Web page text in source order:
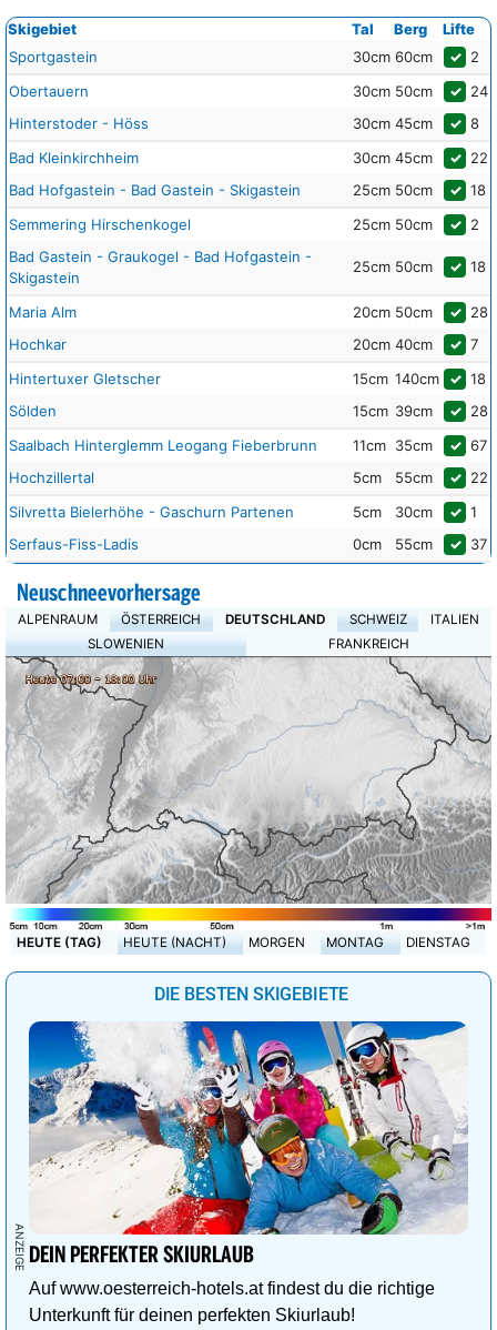
Skigebiet Tal Berg
Lifte
Sportgastein
30cm 60cm ✓ 2
Obertauern
30cm 50cm ✓ 24
Hinterstoder - Höss
30cm 45cm ✓ 8
Bad Kleinkirchheim
30cm 45cm ✓ 22
Bad Hofgastein - Bad Gastein - Skigastein
25cm 50cm ✓ 18
Semmering Hirschenkogel
25cm 50cm ✓ 2
Bad Gastein - Graukogel - Bad Hofgastein -
Skigastein
25cm 50cm ✓ 18
Maria Alm 20cm 50cm ✓ 28
Hochkar
20cm 40cm ✓ 7
Hintertuxer Gletscher
15cm 140cm ✓ 18
Sölden
15cm 39cm ✓ 28
Saalbach Hinterglemm Leogang Fieberbrunn
11cm 35cm ✓ 67
Hochzillertal
5cm 55cm ✓ 22
Silvretta Bielerhöhe - Gaschurn Partenen
5cm 30cm ✓ 1
Serfaus-Fiss-Ladis
0cm 55cm ✓ 37
Neuschneevorhersage
ALPENRAUM ÖSTERREICH DEUTSCHLAND SCHWEIZ
ITALIEN
SLOWENIEN
FRANKREICH
HEUTE (TAG) HEUTE (NACHT) MORGEN MONTAG DIENSTAG
DIE BESTEN SKIGEBIETE
DEIN PERFEKTER SKIURLAUB
Auf www.oesterreich-hotels.at findest du die richtige
Unterkunft für deinen perfekten Skiurlaub!